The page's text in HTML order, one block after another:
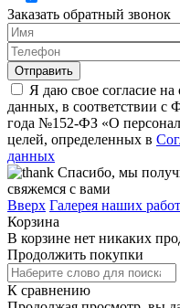
Заказать обратный звонок
Я даю свое согласие
данных, в соответствии с
года №152-ФЗ «О
целей, определенных в
данных
Спасибо, мы
свяжемся с вами
Вверх Галерея наших работ
Корзина
В корзине нет никаких
Продолжить покупки
К сравнению